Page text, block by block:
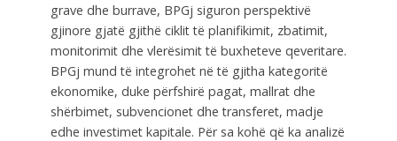
grave dhe burrave, BPGj siguron perspektivë
gjinore gjatë gjithë ciklit të planifikimit, zbatimit,
monitorimit dhe vlerësimit të buxheteve qeveritare.
BPGj mund të integrohet në të gjitha kategoritë
ekonomike, duke përfshirë pagat, mallrat dhe
shërbimet, subvencionet dhe transferet, madje
edhe investimet kapitale. Për sa kohë që ka analizë